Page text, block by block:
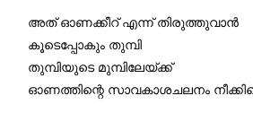
അത് ഓണക്കീറ് എന്ന് തിരുത്തുവാൻ
കൂടെപ്പോകും തുമ്പി
തുമ്പിയുടെ മുമ്പിലേയ്ക്ക്
ഓണത്തിന്റെ സാവകാശചലനം